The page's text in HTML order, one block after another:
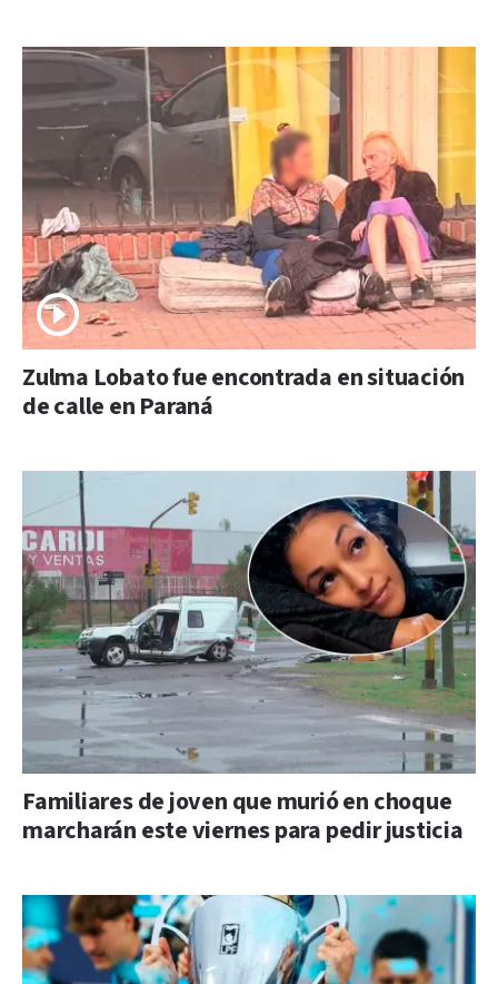
Zulma Lobato fue encontrada en situación
de calle en Paraná
Familiares de joven que murió en choque
marcharán este viernes para pedir justicia